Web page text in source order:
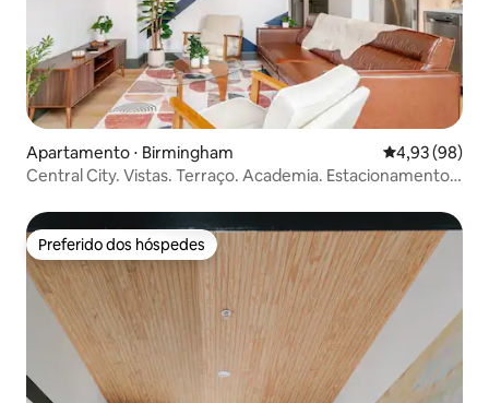
Apartamento ⋅ Birmingham 4,93 de uma
4,93 (98)
Central City. Vistas. Terraço. Academia. Estacionamento.
Preferido dos hóspedes
Preferido dos hóspedes